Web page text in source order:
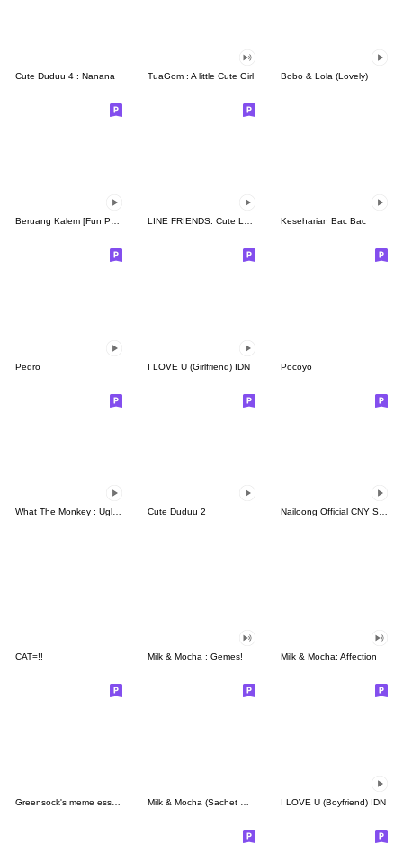
Cute Duduu 4 : Nanana TuaGom : A little Cute Girl Bobo & Lola (Lovely)
Beruang Kalem [Fun Pack] LINE FRIENDS: Cute Loving Expressions Keseharian Bac Bac
Pedro I LOVE U (Girlfriend) IDN Pocoyo
Cute Duduu 2 Nailoong Official CNY Sticker
CAT=!! Milk & Mocha : Gemes! Milk & Mocha: Affection
I LOVE U (Boyfriend) IDN